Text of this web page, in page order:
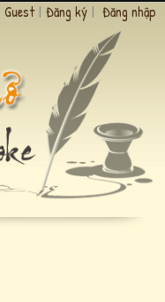
Guest | Đăng ký | Đăng nhập